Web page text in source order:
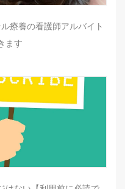
療養の看護師アルバイト
ます